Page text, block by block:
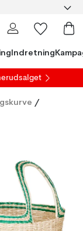
Indretning
/